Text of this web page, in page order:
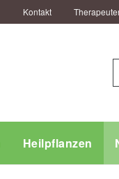
Kontakt
Heilpflanzen